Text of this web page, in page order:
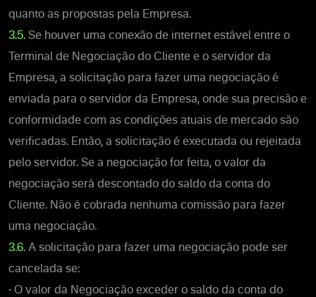
quanto as propostas pela Empresa.
3.5. Se houver uma conexão de internet estável entre o
Terminal de Negociação do Cliente e o servidor da
Empresa, a solicitação para fazer uma negociação é
enviada para o servidor da Empresa, onde sua precisão e
conformidade com as condições atuais de mercado são
verificadas. Então, a solicitação é executada ou rejeitada
pelo servidor. Se a negociação for feita, o valor da
negociação será descontado do saldo da conta do
Cliente. Não é cobrada nenhuma comissão para fazer
uma negociação.
3.6. A solicitação para fazer uma negociação pode ser
cancelada se:
• O valor da Negociação exceder o saldo da conta do